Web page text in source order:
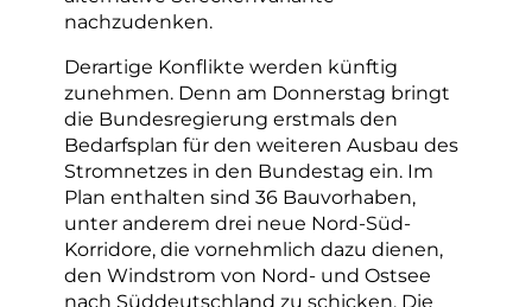
nachzudenken.
Derartige Konflikte werden künftig
zunehmen. Denn am Donnerstag bringt
die Bundesregierung erstmals den
Bedarfsplan für den weiteren Ausbau des
Stromnetzes in den Bundestag ein. Im
Plan enthalten sind 36 Bauvorhaben,
unter anderem drei neue Nord-Süd-
Korridore, die vornehmlich dazu dienen,
den Windstrom von Nord- und Ostsee
nach Süddeutschland zu schicken. Die